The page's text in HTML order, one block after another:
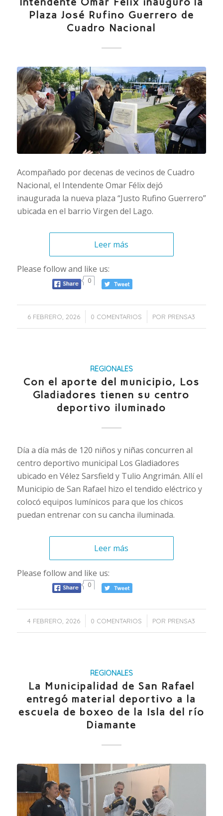
Plaza José Rufino Guerrero de
Cuadro Nacional
Acompañado por decenas de vecinos de Cuadro
Nacional, el Intendente Omar Félix dejó
inaugurada la nueva plaza “Justo Rufino Guerrero”
ubicada en el barrio Virgen del Lago.
Leer más
Please follow and like us:
0
6 FEBRERO, 2026
/ 0 COMENTARIOS
/ POR PRENSA3
REGIONALES
Con el aporte del municipio, Los
Gladiadores tienen su centro
deportivo iluminado
Día a día más de 120 niños y niñas concurren al
centro deportivo municipal Los Gladiadores
ubicado en Vélez Sarsfield y Tulio Angrimán. Allí el
Municipio de San Rafael hizo el tendido eléctrico y
colocó equipos lumínicos para que los chicos
puedan entrenar con su cancha iluminada.
Leer más
Please follow and like us:
0
4 FEBRERO, 2026
/ 0 COMENTARIOS
/ POR PRENSA3
REGIONALES
La Municipalidad de San Rafael
entregó material deportivo a la
escuela de boxeo de la Isla del río
Diamante